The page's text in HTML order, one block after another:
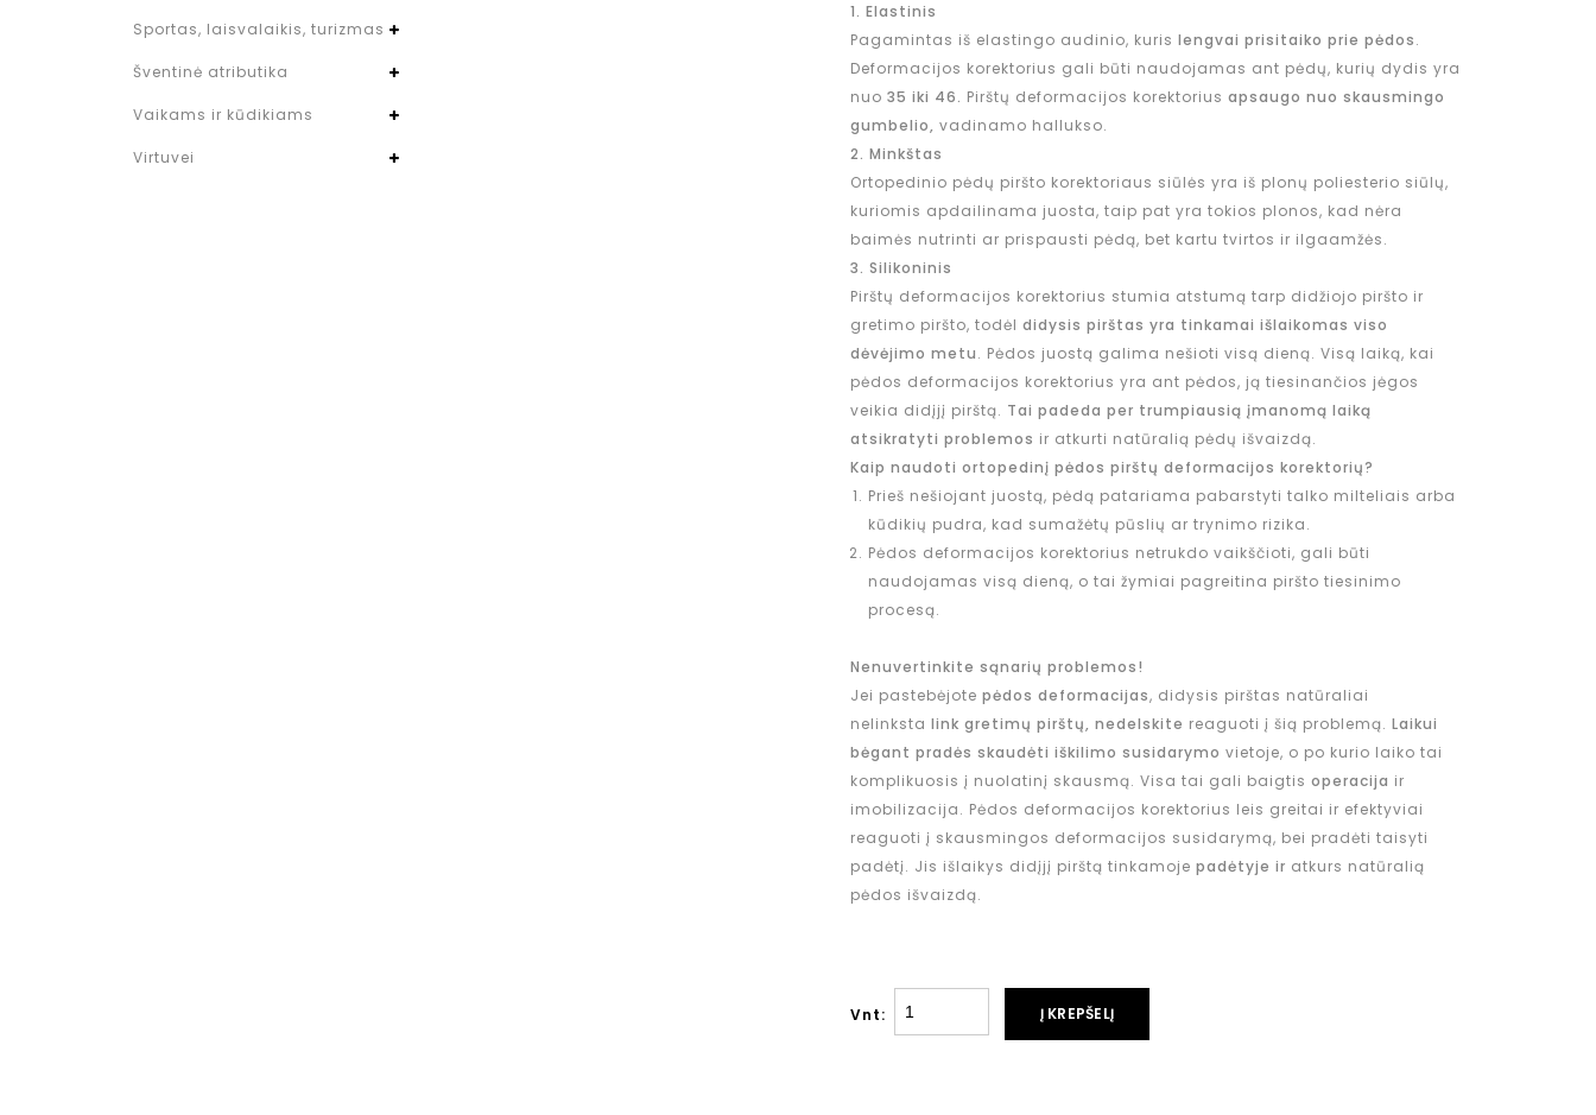
1. Elastinis
Pagamintas iš elastingo audinio, kuris lengvai prisitaiko prie pėdos.
Deformacijos korektorius gali būti naudojamas ant pėdų, kurių dydis yra
nuo 35 iki 46. Pirštų deformacijos korektorius apsaugo nuo skausmingo
gumbelio, vadinamo hallukso.
2. Minkštas
Ortopedinio pėdų piršto korektoriaus siūlės yra iš plonų poliesterio siūlų,
kuriomis apdailinama juosta, taip pat yra tokios plonos, kad nėra
baimės nutrinti ar prispausti pėdą, bet kartu tvirtos ir ilgaamžės.
3. Silikoninis
Pirštų deformacijos korektorius stumia atstumą tarp didžiojo piršto ir
gretimo piršto, todėl didysis pirštas yra tinkamai išlaikomas viso
dėvėjimo metu. Pėdos juostą galima nešioti visą dieną. Visą laiką, kai
pėdos deformacijos korektorius yra ant pėdos, ją tiesinančios jėgos
veikia didįjį pirštą. Tai padeda per trumpiausią įmanomą laiką
atsikratyti problemos ir atkurti natūralią pėdų išvaizdą.
Kaip naudoti ortopedinį pėdos pirštų deformacijos korektorių?
Prieš nešiojant juostą, pėdą patariama pabarstyti talko milteliais arba
kūdikių pudra, kad sumažėtų pūslių ar trynimo rizika.
Pėdos deformacijos korektorius netrukdo vaikščioti, gali būti
naudojamas visą dieną, o tai žymiai pagreitina piršto tiesinimo
procesą.
Nenuvertinkite sąnarių problemos!
Jei pastebėjote pėdos deformacijas, didysis pirštas natūraliai
nelinksta link gretimų pirštų, nedelskite reaguoti į šią problemą. Laikui
bėgant pradės skaudėti iškilimo susidarymo vietoje, o po kurio laiko tai
komplikuosis į nuolatinį skausmą. Visa tai gali baigtis operacija ir
imobilizacija. Pėdos deformacijos korektorius leis greitai ir efektyviai
reaguoti į skausmingos deformacijos susidarymą, bei pradėti taisyti
padėtį. Jis išlaikys didįjį pirštą tinkamoje padėtyje ir atkurs natūralią
pėdos išvaizdą.
Vnt: Į KREPŠELĮ
Sportas, laisvalaikis, turizmas
Šventinė atributika
Vaikams ir kūdikiams
Virtuvei